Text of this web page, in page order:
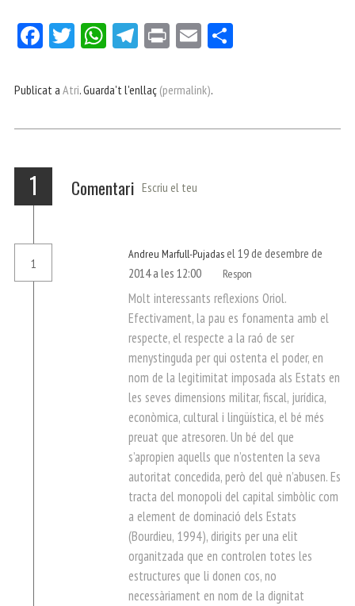
Fa
bo
Tw
er
W
ts
p
Te
gr
m
Pri E
ail
ei
Publicat a Atri. Guarda't l'enllaç (permalink).
1 Comentari Escriu el teu
1
Andreu Marfull-Pujadas el 19 de desembre de
2014 a les 12:00
Respon
Molt interessants reflexions Oriol.
Efectivament, la pau es fonamenta amb el
respecte, el respecte a la raó de ser
menystinguda per qui ostenta el poder, en
nom de la legitimitat imposada als Estats en
les seves dimensions militar, fiscal, jurídica,
econòmica, cultural i lingüística, el bé més
preuat que atresoren. Un bé del que
s’apropien aquells que n’ostenten la seva
autoritat concedida, però del què n’abusen. Es
tracta del monopoli del capital simbòlic com
a element de dominació dels Estats
(Bourdieu, 1994), dirigits per una elit
organitzada que en controlen totes les
estructures que li donen cos, no
necessàriament en nom de la dignitat